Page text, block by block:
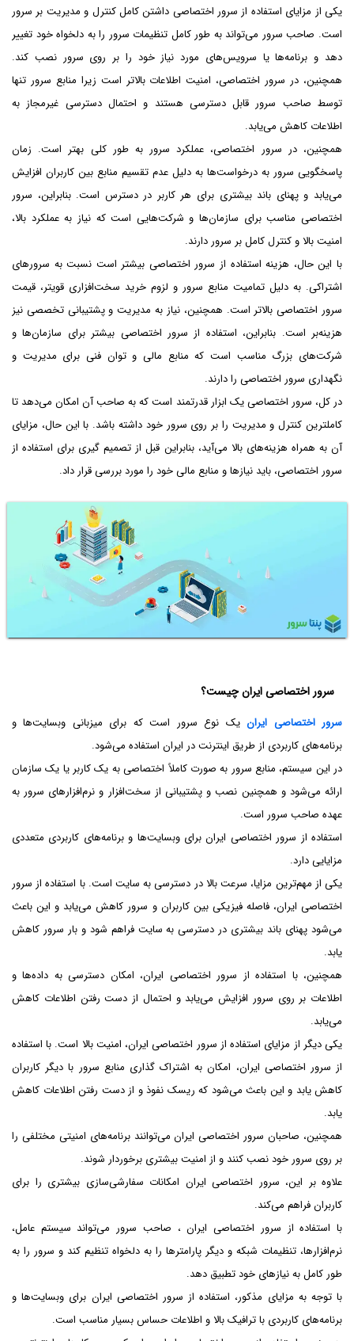
یکی از مزایای استفاده از سرور اختصاصی داشتن کامل کنترل و مدیریت بر سرور
است. صاحب سرور می‌تواند به طور کامل تنظیمات سرور را به دلخواه خود تغییر
دهد و برنامه‌ها یا سرویس‌های مورد نیاز خود را بر روی سرور نصب کند.
همچنین، در سرور اختصاصی، امنیت اطلاعات بالاتر است زیرا منابع سرور تنها
توسط صاحب سرور قابل دسترسی هستند و احتمال دسترسی غیرمجاز به
اطلاعات کاهش می‌یابد.
همچنین، در سرور اختصاصی، عملکرد سرور به طور کلی بهتر است. زمان
پاسخگویی سرور به درخواست‌ها به دلیل عدم تقسیم منابع بین کاربران افزایش
می‌یابد و پهنای باند بیشتری برای هر کاربر در دسترس است. بنابراین، سرور
اختصاصی مناسب برای سازمان‌ها و شرکت‌هایی است که نیاز به عملکرد بالا،
امنیت بالا و کنترل کامل بر سرور دارند.
با این حال، هزینه استفاده از سرور اختصاصی بیشتر است نسبت به سرورهای
اشتراکی. به دلیل تمامیت منابع سرور و لزوم خرید سخت‌افزاری قویتر، قیمت
سرور اختصاصی بالاتر است. همچنین، نیاز به مدیریت و پشتیبانی تخصصی نیز
هزینه‌بر است. بنابراین، استفاده از سرور اختصاصی بیشتر برای سازمان‌ها و
شرکت‌های بزرگ مناسب است که منابع مالی و توان فنی برای مدیریت و
نگهداری سرور اختصاصی را دارند.
در کل، سرور اختصاصی یک ابزار قدرتمند است که به صاحب آن امکان می‌دهد تا
کاملترین کنترل و مدیریت را بر روی سرور خود داشته باشد. با این حال، مزایای
آن به همراه هزینه‌های بالا می‌آید، بنابراین قبل از تصمیم گیری برای استفاده از
سرور اختصاصی، باید نیازها و منابع مالی خود را مورد بررسی قرار داد.
سرور اختصاصی ایران چیست؟
سرور اختصاصی ایرانیک نوع سرور است که برای میزبانی وبسایت‌ها و
برنامه‌های کاربردی از طریق اینترنت در ایران استفاده می‌شود.
در این سیستم، منابع سرور به صورت کاملاً اختصاصی به یک کاربر یا یک سازمان
ارائه می‌شود و همچنین نصب و پشتیبانی از سخت‌افزار و نرم‌افزارهای سرور به
عهده صاحب سرور است.
استفاده از سرور اختصاصی ایران برای وبسایت‌ها و برنامه‌های کاربردی متعددی
مزایایی دارد.
یکی از مهم‌ترین مزایا، سرعت بالا در دسترسی به سایت است. با استفاده از سرور
اختصاصی ایران، فاصله فیزیکی بین کاربران و سرور کاهش می‌یابد و این باعث
می‌شود پهنای باند بیشتری در دسترسی به سایت فراهم شود و بار سرور کاهش
یابد.
همچنین، با استفاده از سرور اختصاصی ایران، امکان دسترسی به داده‌ها و
اطلاعات بر روی سرور افزایش می‌یابد و احتمال از دست رفتن اطلاعات کاهش
می‌یابد.
یکی دیگر از مزایای استفاده از سرور اختصاصی ایران، امنیت بالا است. با استفاده
از سرور اختصاصی ایران، امکان به اشتراک گذاری منابع سرور با دیگر کاربران
کاهش یابد و این باعث می‌شود که ریسک نفوذ و از دست رفتن اطلاعات کاهش
یابد.
همچنین، صاحبان سرور اختصاصی ایران می‌توانند برنامه‌های امنیتی مختلفی را
بر روی سرور خود نصب کنند و از امنیت بیشتری برخوردار شوند.
علاوه بر این، سرور اختصاصی ایران امکانات سفارشی‌سازی بیشتری را برای
کاربران فراهم می‌کند.
با استفاده از سرور اختصاصی ایران ، صاحب سرور می‌تواند سیستم عامل،
نرم‌افزارها، تنظیمات شبکه و دیگر پارامترها را به دلخواه تنظیم کند و سرور را به
طور کامل به نیازهای خود تطبیق دهد.
با توجه به مزایای مذکور، استفاده از سرور اختصاصی ایران برای وبسایت‌ها و
برنامه‌های کاربردی با ترافیک بالا و اطلاعات حساس بسیار مناسب است.